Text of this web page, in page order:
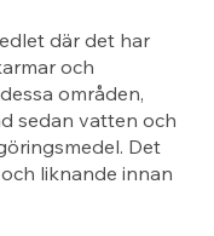
där det har
och
områden,
sedan vatten och
Det
liknande innan